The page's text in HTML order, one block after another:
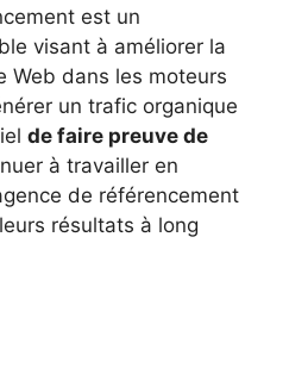
est un
visant à améliorer la
Web dans les moteurs
un trafic organique
de faire preuve de
à travailler en
de référencement
résultats à long